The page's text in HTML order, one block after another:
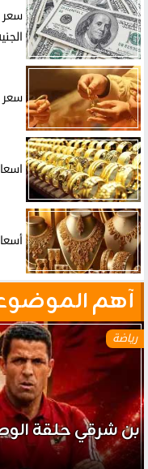
سعر
أسعار
آهم
رياضة
بن شرقي حلقة